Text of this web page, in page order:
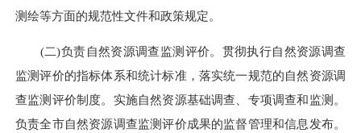
测绘等方面的规范性文件和政策规定。
(二)负责自然资源调查监测评价。贯彻执行自然资源调查
监测评价的指标体系和统计标准，落实统一规范的自然资源调
查监测评价制度。实施自然资源基础调查、专项调查和监测。
负责全市自然资源调查监测评价成果的监督管理和信息发布。